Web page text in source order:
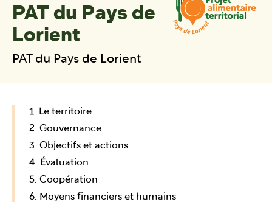
PAT du Pays de
Lorient
PAT du Pays de Lorient
1. Le territoire
2. Gouvernance
3. Objectifs et actions
4. Évaluation
5. Coopération
6. Moyens financiers et humains